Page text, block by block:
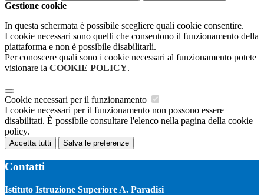
Gestione cookie
In questa schermata è possibile scegliere quali cookie consentire.
I cookie necessari sono quelli che consentono il funzionamento della
piattaforma e non è possibile disabilitarli.
Per conoscere quali sono i cookie necessari al funzionamento potete
visionare la COOKIE POLICY.
Cookie necessari per il funzionamento
I cookie necessari per il funzionamento non possono essere
disabilitati. È possibile consultare l'elenco nella pagina della cookie
policy.
Accetta tutti Salva le preferenze
Contatti
Istituto Istruzione Superiore A. Paradisi